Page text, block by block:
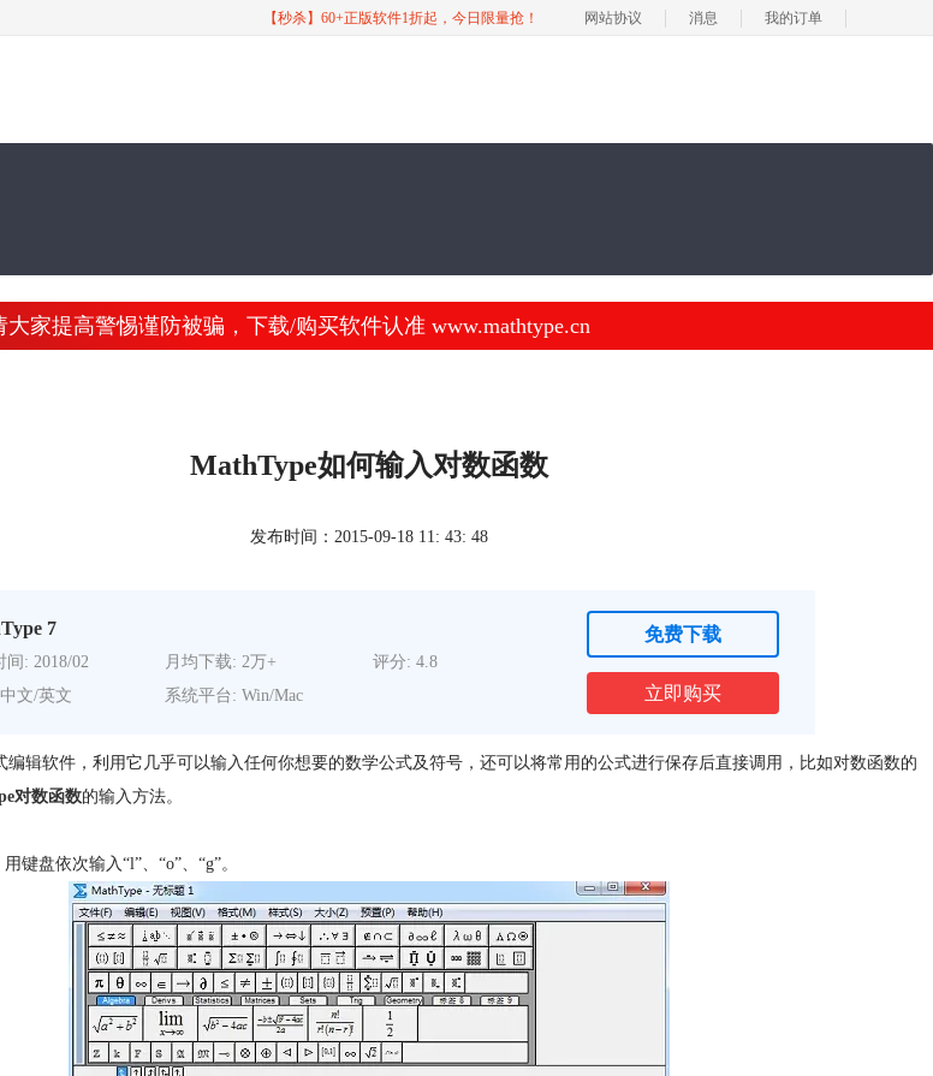
【秒杀】60+正版软件1折起，今日限量抢！ 网站协议 消息 我的订单
家提高警惕谨防被骗，下载/购买软件认准 www.mathtype.cn
MathType如何输入对数函数
发布时间：2015-09-18 11: 43: 48
7
间: 2018/02 月均下载: 2万+
评分: 4.8
文/英文
系统平台: Win/Mac
免费下载
立即购买
编辑软件，利用它几乎可以输入任何你想要的数学公式及符号，还可以将常用的公式进行保存后直接调用，比如对数函数的
对数函数的输入方法。
键盘依次输入“l”、“o”、“g”。